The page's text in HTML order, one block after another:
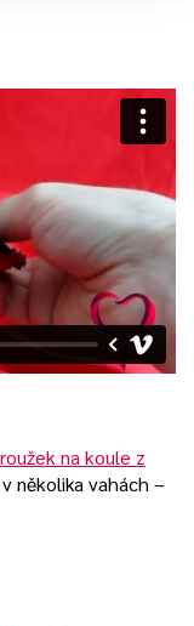
na koule z
několika vahách –